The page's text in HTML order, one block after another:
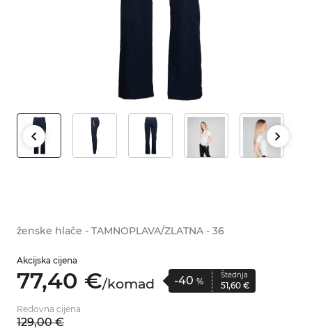
ženske hlače - TAMNOPLAVA/ZLATNA - 36
Akcijska cijena
77,40 €/komad -40 %
Štednja
51,60 €
Redovna cijena
129,00 €